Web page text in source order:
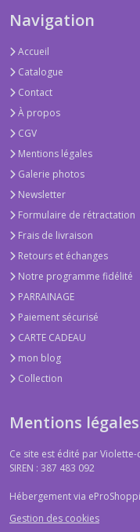
Navigation
Accueil
Catalogue
Contact
À propos
CGV
Mentions légales
Galerie photos
Newsletter
Formulaire de rétractation
Frais de livraison
Retours et échanges
Notre programme fidélité
PARRAINAGE
Paiement sécurisé
CARTE CADEAU
mon blog
Collection
Mentions légales
Ce site est édité par Violette-
SIREN : 387 483 092
Hébergement via
Gestion des cookies